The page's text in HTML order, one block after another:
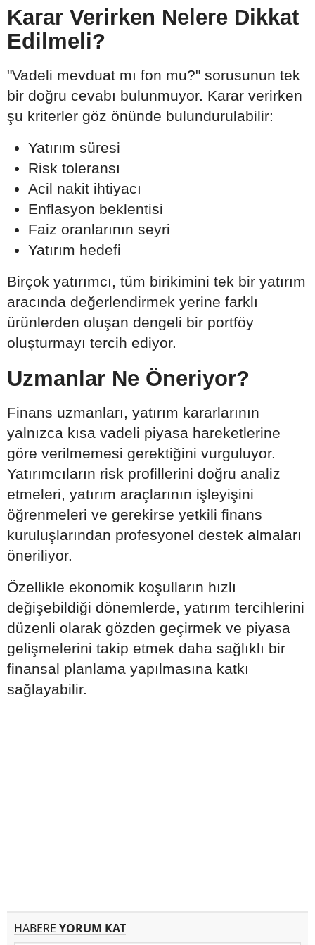
Karar Verirken Nelere Dikkat
Edilmeli?
"Vadeli mevduat mı fon mu?" sorusunun tek
bir doğru cevabı bulunmuyor. Karar verirken
şu kriterler göz önünde bulundurulabilir:
Yatırım süresi
Risk toleransı
Acil nakit ihtiyacı
Enflasyon beklentisi
Faiz oranlarının seyri
Yatırım hedefi
Birçok yatırımcı, tüm birikimini tek bir yatırım
aracında değerlendirmek yerine farklı
ürünlerden oluşan dengeli bir portföy
oluşturmayı tercih ediyor.
Uzmanlar Ne Öneriyor?
Finans uzmanları, yatırım kararlarının
yalnızca kısa vadeli piyasa hareketlerine
göre verilmemesi gerektiğini vurguluyor.
Yatırımcıların risk profillerini doğru analiz
etmeleri, yatırım araçlarının işleyişini
öğrenmeleri ve gerekirse yetkili finans
kuruluşlarından profesyonel destek almaları
öneriliyor.
Özellikle ekonomik koşulların hızlı
değişebildiği dönemlerde, yatırım tercihlerini
düzenli olarak gözden geçirmek ve piyasa
gelişmelerini takip etmek daha sağlıklı bir
finansal planlama yapılmasına katkı
sağlayabilir.
HABERE YORUM KAT